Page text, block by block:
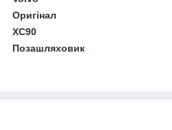
Оригінал
XC90
Позашляховик